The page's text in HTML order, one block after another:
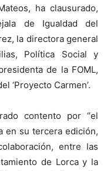
ha clausurado,
de Igualdad del
la directora general
Política Social y
de la FOML,
‘Proyecto Carmen’.
contento por “el
en su tercera edición,
entre las
de Lorca y la